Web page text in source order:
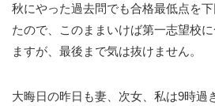
秋にやった過去問でも合格最低点を
たので、このままいけば第一志望校
ますが、最後まで気は抜けません。
大晦日の昨日も妻、次女、私は9時過